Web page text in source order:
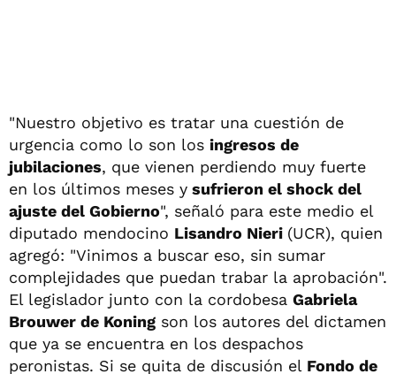
"Nuestro objetivo es tratar una cuestión de
urgencia como lo son los ingresos de
jubilaciones, que vienen perdiendo muy fuerte
en los últimos meses y sufrieron el shock del
ajuste del Gobierno", señaló para este medio el
diputado mendocino Lisandro Nieri (UCR), quien
agregó: "Vinimos a buscar eso, sin sumar
complejidades que puedan trabar la aprobación".
El legislador junto con la cordobesa Gabriela
Brouwer de Koning son los autores del dictamen
que ya se encuentra en los despachos
peronistas. Si se quita de discusión el Fondo de